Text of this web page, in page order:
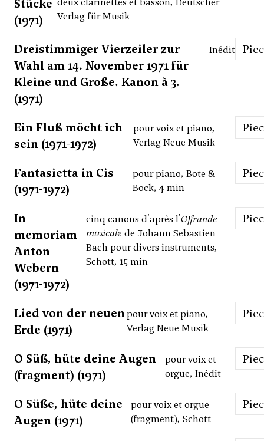
Stücke
(1971)
Verlag für Musik
Dreistimmiger Vierzeiler zur
Wahl am 14. November 1971 für
Kleine und Große. Kanon à 3.
(1971)
Inédit
Ein Fluß möcht ich
sein (1971-1972)
pour voix et piano,
Verlag Neue Musik
Fantasietta in Cis
(1971-1972)
pour piano, Bote &
Bock, 4 min
In
memoriam
Anton
Webern
(1971-1972)
cinq canons d'après l'Offrande
musicale de Johann Sebastien
Bach pour divers instruments,
Schott, 15 min
Lied von der neuen
Erde (1971)
pour voix et piano,
Verlag Neue Musik
O Süß, hüte deine Augen
(fragment) (1971)
pour voix et
orgue, Inédit
O Süße, hüte deine
Augen (1971)
pour voix et orgue
(fragment), Schott